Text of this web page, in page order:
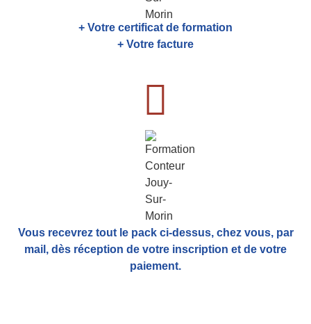
+ Votre certificat de formation
+ Votre facture
Vous recevrez tout le pack ci-dessus, chez vous, par
mail, dès réception de votre inscription et de votre
paiement.